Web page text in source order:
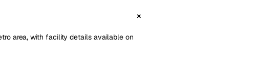
area, with facility details available on